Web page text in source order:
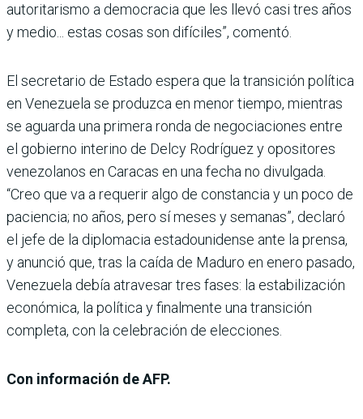
autoritarismo a democracia que les llevó casi tres años
y medio... estas cosas son difíciles”, comentó.
El secretario de Estado espera que la transición política
en Venezuela se produzca en menor tiempo, mientras
se aguarda una primera ronda de negociaciones entre
el gobierno interino de Delcy Rodríguez y opositores
venezolanos en Caracas en una fecha no divulgada.
“Creo que va a requerir algo de constancia y un poco de
paciencia; no años, pero sí meses y semanas”, declaró
el jefe de la diplomacia estadounidense ante la prensa,
y anunció que, tras la caída de Maduro en enero pasado,
Venezuela debía atravesar tres fases: la estabilización
económica, la política y finalmente una transición
completa, con la celebración de elecciones.
Con información de AFP.